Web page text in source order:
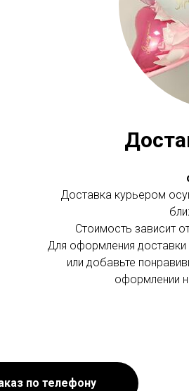
Доставка курьером
Стоимость зависит
Для оформления
или добавьте
оформлении
по телефону